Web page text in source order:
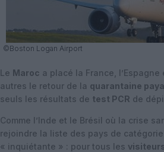
©Boston Logan Airport
Le Maroc a placé la France,
autres le retour de la quarantaine
seuls les résultats de test PCR de
Comme l’Inde et le Brésil où la crise
rejoindre la liste des pays de
« inquiétante » : pour tous les